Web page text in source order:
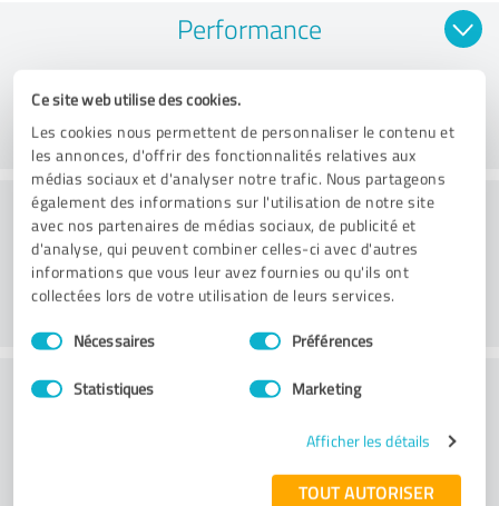
Ce site web utilise des cookies.
Les cookies nous permettent de personnaliser le contenu et
les annonces, d'offrir des fonctionnalités relatives aux
médias sociaux et d'analyser notre trafic. Nous partageons
également des informations sur l'utilisation de notre site
avec nos partenaires de médias sociaux, de publicité et
d'analyse, qui peuvent combiner celles-ci avec d'autres
informations que vous leur avez fournies ou qu'ils ont
collectées lors de votre utilisation de leurs services.
Sélection
du
Nécessaires Préférences
Statistiques Marketing
Afficher les détails
TOUT AUTORISER
Performance
Conseil
Service à la clientèle